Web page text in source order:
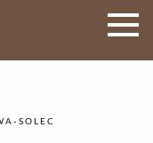
SOLEC